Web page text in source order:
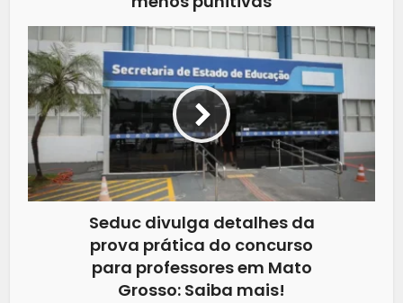
Seduc divulga detalhes da
prova prática do concurso
para professores em Mato
Grosso: Saiba mais!